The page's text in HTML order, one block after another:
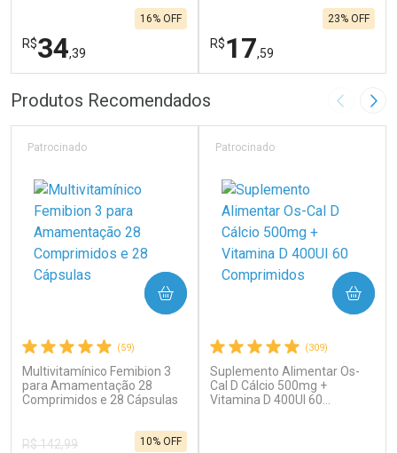
R$34,39
16% OFF
FECHAR
Laboratório
Ativar Desconto
Comprar sem Desconto
Por R$ 34,39/cada
FECHAR
Por Menos
Comprar sem Desconto
R$17,59
23% OFF
Laboratório
Ativar Desconto
Por Menos
Comprar sem Desconto
Produtos Recomendados Imagem
(59)
Multivitamínico Femibion 3
para Amamentação 28
Comprimidos e 28 Cápsulas
Patrocinado
R$ 142,99
10% OFF
COMPRAR
(309)
Suplemento Alimentar Os-
Cal D Cálcio 500mg +
Vitamina D 400UI 60
Patrocinado
COMPRAR